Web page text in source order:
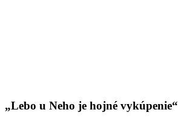
„Lebo u Neho je hojné vykúpenie“